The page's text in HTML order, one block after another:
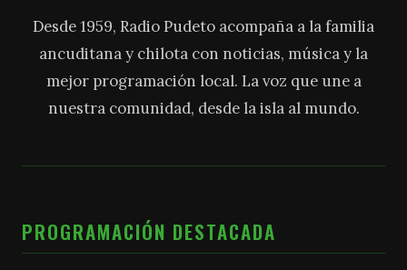
Desde 1959, Radio Pudeto acompaña a la familia
ancuditana y chilota con noticias, música y la
mejor programación local. La voz que une a
nuestra comunidad, desde la isla al mundo.
PROGRAMACIÓN DESTACADA